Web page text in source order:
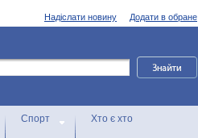
Додати в обране
Надіслати новину
Спорт Хто є хто